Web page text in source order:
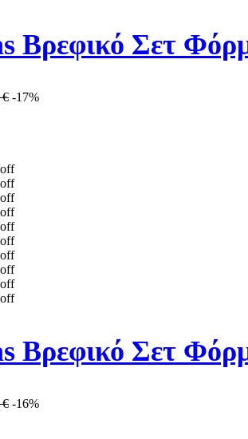
Βρεφικό Σετ
€ -17%
off
off
off
off
off
off
off
off
off
off
Βρεφικό Σετ
€ -16%